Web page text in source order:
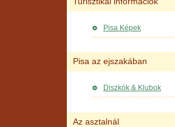
Pisa Képek
Pisa az ejszakában
Diszkók & Klubok
Az asztalnál